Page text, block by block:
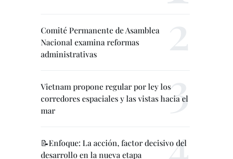
Comité Permanente de Asamblea
Nacional examina reformas
administrativas
Vietnam propone regular por ley los
corredores espaciales y las vistas hacia el
mar
📝Enfoque: La acción, factor decisivo del
desarrollo en la nueva etapa